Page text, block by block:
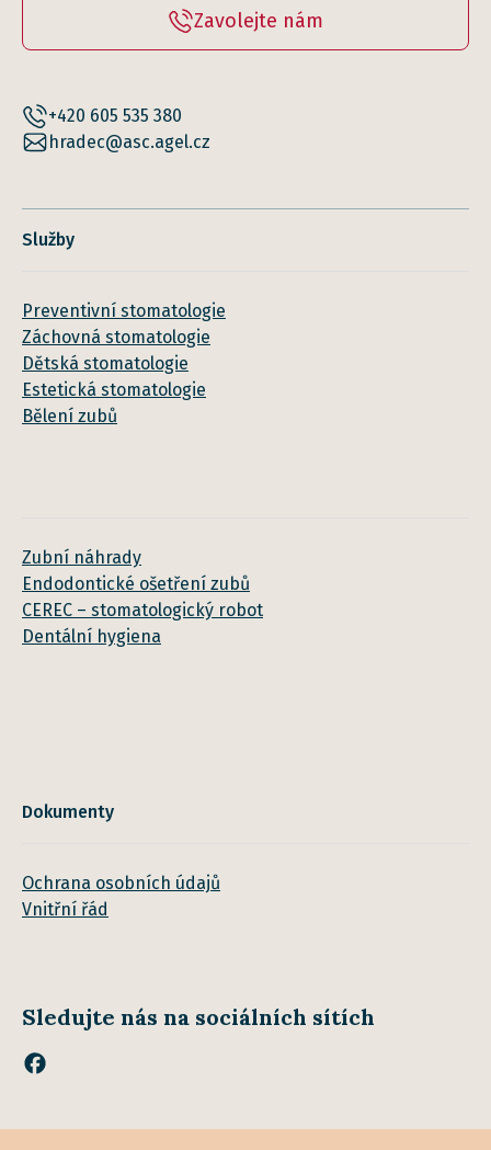
Zavolejte nám
+420 605 535 380
hradec@asc.agel.cz
Služby
Preventivní stomatologie
Záchovná stomatologie
Dětská stomatologie
Estetická stomatologie
Bělení zubů
Zubní náhrady
Endodontické ošetření zubů
CEREC – stomatologický robot
Dentální hygiena
Dokumenty
Ochrana osobních údajů
Vnitřní řád
Sledujte nás na sociálních sítích